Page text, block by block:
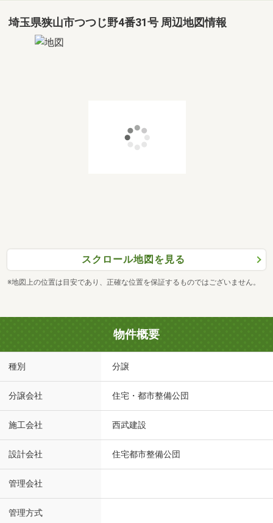
埼玉県狭山市つつじ野4番31号 周辺地図情報
スクロール地図を見る
※地図上の位置は目安であり、正確な位置を保証するものではございません。
物件概要
種別 分譲
分譲会社 住宅・都市整備公団
施工会社 西武建設
設計会社 住宅都市整備公団
管理会社
管理方式